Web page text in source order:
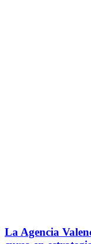
La Agencia